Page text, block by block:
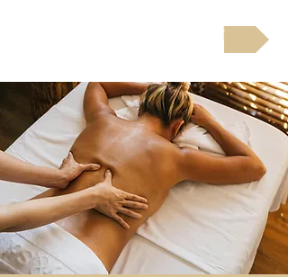
RÉSERVEZ MAINTENANT